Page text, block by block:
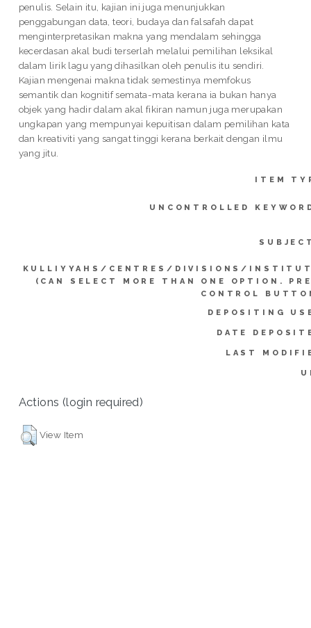
penulis. Selain itu, kajian ini juga menunjukkan
penggabungan data, teori, budaya dan falsafah dapat
menginterpretasikan makna yang mendalam sehingga
kecerdasan akal budi terserlah melalui pemilihan leksikal
dalam lirik lagu yang dihasilkan oleh penulis itu sendiri.
Kajian mengenai makna tidak semestinya memfokus
semantik dan kognitif semata-mata kerana ia bukan hanya
objek yang hadir dalam akal fikiran namun juga merupakan
ungkapan yang mempunyai kepuitisan dalam pemilihan kata
dan kreativiti yang sangat tinggi kerana berkait dengan ilmu
yang jitu.
ITEM
UNCONTROLLED
KULLIYYAHS/CENTRES/DIVISIONS/
(CAN SELECT MORE THAN ONE OPTION.
CONTROL
DEPOSITING
DATE
LAST
Actions (login required)
View Item